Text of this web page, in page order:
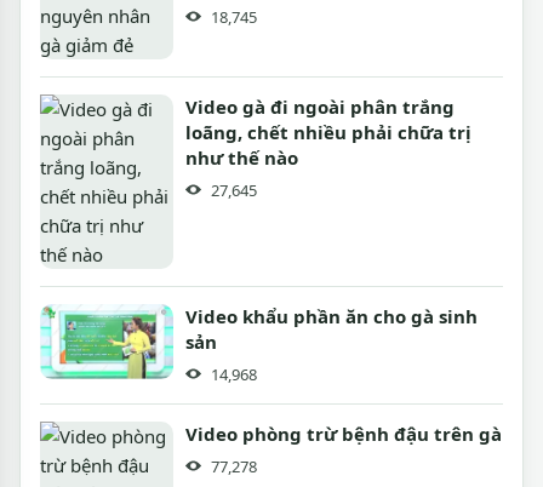
18,745
Video gà đi ngoài phân trắng
loãng, chết nhiều phải chữa trị
như thế nào
27,645
Video khẩu phần ăn cho gà sinh
sản
14,968
Video phòng trừ bệnh đậu trên gà
77,278